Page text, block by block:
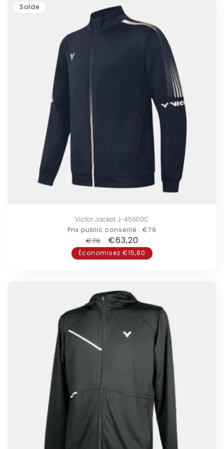
Solde
Victor Jacket J-45600C
Prix public conseillé : €79
Prix
habituel
€79
Prix
promotionnel
€63,20
Économisez €15,80